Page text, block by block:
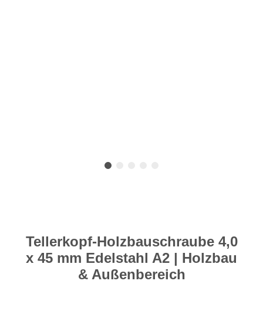
Tellerkopf-Holzbauschraube 4,0
x 45 mm Edelstahl A2 | Holzbau
& Außenbereich